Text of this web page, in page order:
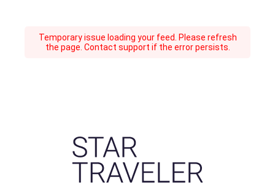
Temporary issue loading your feed. Please refresh
the page. Contact support if the error persists.